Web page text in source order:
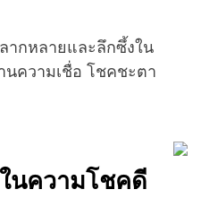
กหลายและลึกซึ้งใน
นความเชื่อ โชคชะตา
นความโชคดี